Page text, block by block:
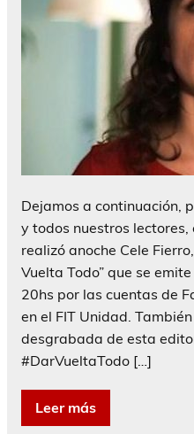
Dejamos a continuación,
y todos nuestros
realizó anoche Cele
Vuelta Todo” que se
20hs por las cuentas de
en el FIT Unidad.
desgrabada de esta
#DarVueltaTodo […]
Leer más